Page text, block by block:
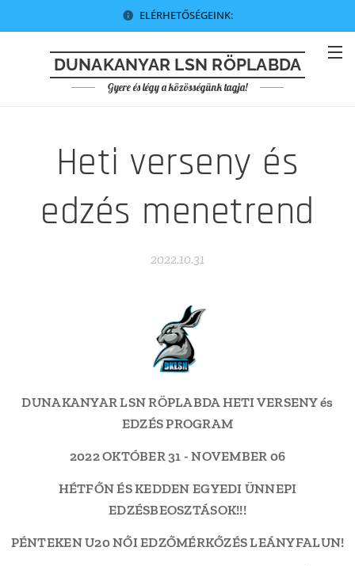
ELÉRHETŐSÉGEINK:
DUNAKANYAR LSN RÖPLABDA
Gyere és légy a közösségünk tagja!
Heti verseny és
edzés menetrend
2022.10.31
DUNAKANYAR LSN RÖPLABDA HETI VERSENY és
EDZÉS PROGRAM
2022 OKTÓBER 31 - NOVEMBER 06
HÉTFŐN ÉS KEDDEN EGYEDI ÜNNEPI
EDZÉSBEOSZTÁSOK!!!
PÉNTEKEN U20 NŐI EDZŐMÉRKŐZÉS LEÁNYFALUN!